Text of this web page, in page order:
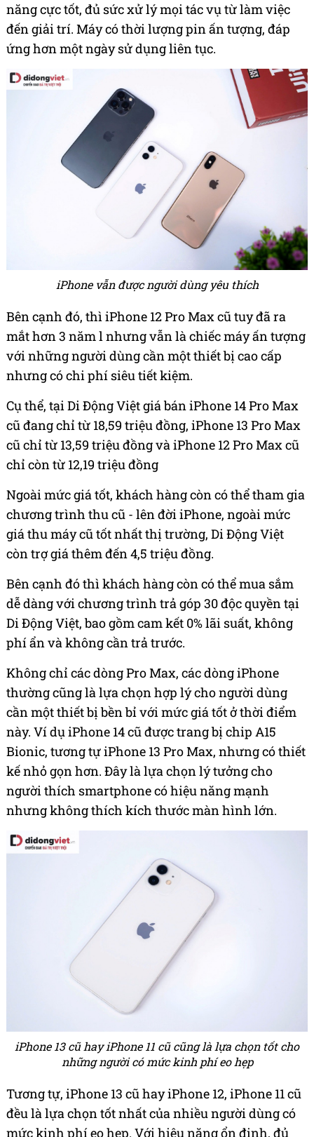
năng cực tốt, đủ sức xử lý mọi tác vụ từ làm việc
đến giải trí. Máy có thời lượng pin ấn tượng, đáp
ứng hơn một ngày sử dụng liên tục.
iPhone vẫn được người dùng yêu thích
Bên cạnh đó, thì iPhone 12 Pro Max cũ tuy đã ra
mắt hơn 3 năm l nhưng vẫn là chiếc máy ấn tượng
với những người dùng cần một thiết bị cao cấp
nhưng có chi phí siêu tiết kiệm.
Cụ thể, tại Di Động Việt giá bán iPhone 14 Pro Max
cũ đang chỉ từ 18,59 triệu đồng, iPhone 13 Pro Max
cũ chỉ từ 13,59 triệu đồng và iPhone 12 Pro Max cũ
chỉ còn từ 12,19 triệu đồng
Ngoài mức giá tốt, khách hàng còn có thể tham gia
chương trình thu cũ - lên đời iPhone, ngoài mức
giá thu máy cũ tốt nhất thị trường, Di Động Việt
còn trợ giá thêm đến 4,5 triệu đồng.
Bên cạnh đó thì khách hàng còn có thể mua sắm
dễ dàng với chương trình trả góp 30 độc quyền tại
Di Động Việt, bao gồm cam kết 0% lãi suất, không
phí ẩn và không cần trả trước.
Không chỉ các dòng Pro Max, các dòng iPhone
thường cũng là lựa chọn hợp lý cho người dùng
cần một thiết bị bền bỉ với mức giá tốt ở thời điểm
này. Ví dụ iPhone 14 cũ được trang bị chip A15
Bionic, tương tự iPhone 13 Pro Max, nhưng có thiết
kế nhỏ gọn hơn. Đây là lựa chọn lý tưởng cho
người thích smartphone có hiệu năng mạnh
nhưng không thích kích thước màn hình lớn.
iPhone 13 cũ hay iPhone 11 cũ cũng là lựa chọn tốt cho
những người có mức kinh phí eo hẹp
Tương tự, iPhone 13 cũ hay iPhone 12, iPhone 11 cũ
đều là lựa chọn tốt nhất của nhiều người dùng có
mức kinh phí eo hẹp. Với hiệu năng ổn định, đủ